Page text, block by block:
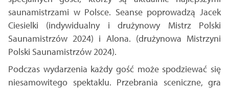
saunamistrzami w Polsce. Seanse poprowadzą Jacek
Ciesielki (indywidualny i drużynowy Mistrz Polski
Saunamistrzów 2024) i Alona. (drużynowa Mistrzyni
Polski Saunamistrzów 2024).
Podczas wydarzenia każdy gość może spodziewać się
niesamowitego spektaklu. Przebrania sceniczne, gra